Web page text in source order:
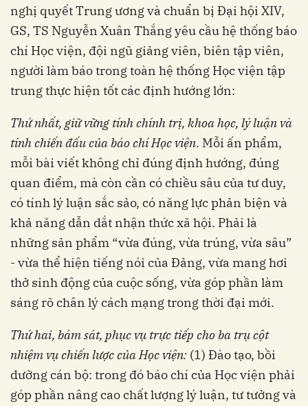
nghị quyết Trung ương và chuẩn bị Đại hội XIV,
GS, TS Nguyễn Xuân Thắng yêu cầu hệ thống báo
chí Học viện, đội ngũ giảng viên, biên tập viên,
người làm báo trong toàn hệ thống Học viện tập
trung thực hiện tốt các định hướng lớn:
Thứ nhất, giữ vững tính chính trị, khoa học, lý luận và
tính chiến đấu của báo chí Học viện. Mỗi ấn phẩm,
mỗi bài viết không chỉ đúng định hướng, đúng
quan điểm, mà còn cần có chiều sâu của tư duy,
có tính lý luận sắc sảo, có năng lực phản biện và
khả năng dẫn dắt nhận thức xã hội. Phải là
những sản phẩm “vừa đúng, vừa trúng, vừa sâu”
- vừa thể hiện tiếng nói của Đảng, vừa mang hơi
thở sinh động của cuộc sống, vừa góp phần làm
sáng rõ chân lý cách mạng trong thời đại mới.
Thứ hai, bám sát, phục vụ trực tiếp cho ba trụ cột
nhiệm vụ chiến lược của Học viện: (1) Đào tạo, bồi
dưỡng cán bộ: trong đó báo chí của Học viện phải
góp phần nâng cao chất lượng lý luận, tư tưởng và